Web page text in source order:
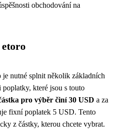
obchodování na
je nutné splnit několik základních
které jsou s touto
pro výběr činí 30 USD a za
fixní poplatek 5 USD. Tento
z částky, kterou chcete vybrat.